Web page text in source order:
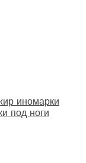
иномарки
под ноги